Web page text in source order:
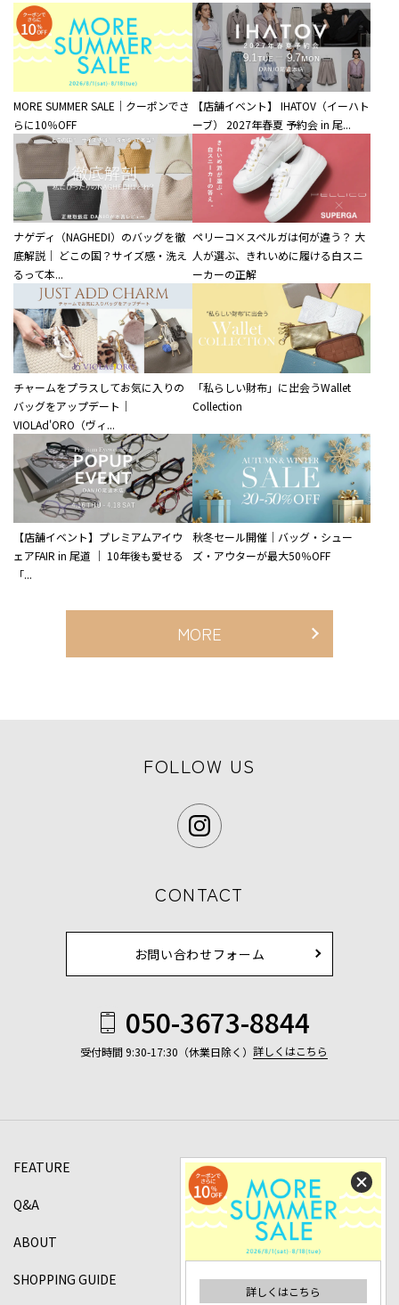
詳しくはこちら
MORE SUMMER SALE｜クーポンでさ
らに10％OFF
【店舗イベント】 IHATOV（イーハト
ーブ） 2027年春夏 予約会 in 尾...
ナゲディ（NAGHEDI）のバッグを徹
底解説｜ どこの国？サイズ感・洗え
るって本...
ペリーコ×スペルガは何が違う？ 大
人が選ぶ、きれいめに履ける白スニ
ーカーの正解
チャームをプラスしてお気に入りの
バッグをアップデート｜
VIOLAd'ORO（ヴィ...
「私らしい財布」に出会うWallet
Collection
【店舗イベント】プレミアムアイウ
ェアFAIR in 尾道 ｜ 10年後も愛せる
「...
秋冬セール開催｜バッグ・シュー
ズ・アウターが最大50％OFF
MORE
FOLLOW US
CONTACT
お問い合わせフォーム
050-3673-8844
受付時間 9:30-17:30（休業日除く） 詳しくはこちら
FEATURE
Q&A
ABOUT
SHOPPING GUIDE